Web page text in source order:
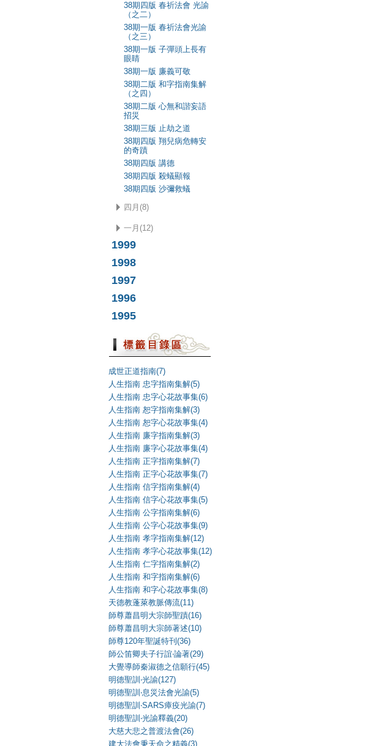
38期四版 春祈法會 光諭
（之二）
38期一版 春祈法會光諭
（之三）
38期一版 子彈頭上長有
眼睛
38期一版 廉義可敬
38期二版 和字指南集解
（之四）
38期二版 心無和諧妄語
招災
38期三版 止劫之道
38期四版 翔兒病危轉安
的奇蹟
38期四版 講德
38期四版 殺蟻顯報
38期四版 沙彌救蟻
四月(8)
一月(12)
1999
1998
1997
1996
1995
成世正道指南(7)
人生指南 忠字指南集解(5)
人生指南 忠字心花故事集(6)
人生指南 恕字指南集解(3)
人生指南 恕字心花故事集(4)
人生指南 廉字指南集解(3)
人生指南 廉字心花故事集(4)
人生指南 正字指南集解(7)
人生指南 正字心花故事集(7)
人生指南 信字指南集解(4)
人生指南 信字心花故事集(5)
人生指南 公字指南集解(6)
人生指南 公字心花故事集(9)
人生指南 孝字指南集解(12)
人生指南 孝字心花故事集(12)
人生指南 仁字指南集解(2)
人生指南 和字指南集解(6)
人生指南 和字心花故事集(8)
天德教蓬萊教脈傳流(11)
師尊蕭昌明大宗師聖蹟(16)
師尊蕭昌明大宗師著述(10)
師尊120年聖誕特刊(36)
師公笛卿夫子行誼‧論著(29)
大覺導師秦淑德之信願行(45)
明德聖訓‧光諭(127)
明德聖訓‧息災法會光諭(5)
明德聖訓‧SARS瘴疫光諭(7)
明德聖訓‧光諭釋義(20)
大慈大悲之普渡法會(26)
建大法會秉天命之精義(3)